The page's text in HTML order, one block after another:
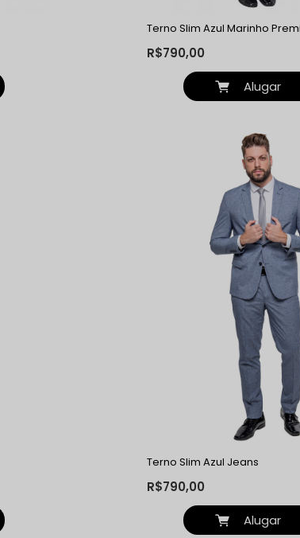
Terno Slim Azul Marinho
R$790,00
Alugar
Terno Slim Azul Jeans
R$790,00
Alugar